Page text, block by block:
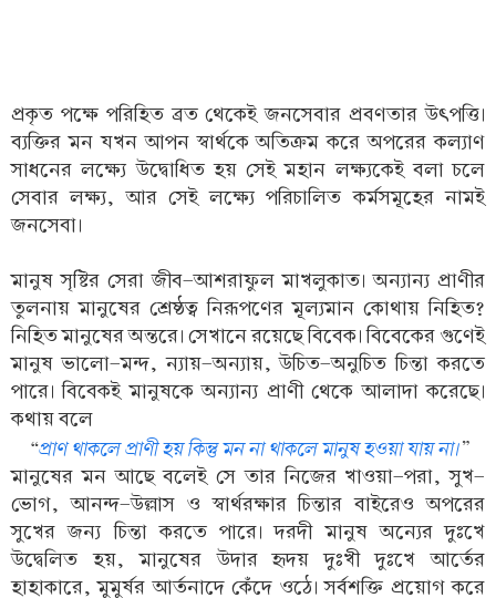
প্রকৃত পক্ষে পরিহিত ব্রত থেকেই জনসেবার প্রবণতার উৎপত্তি।
ব্যক্তির মন যখন আপন স্বার্থকে অতিক্রম করে অপরের কল্যাণ
সাধনের লক্ষ্যে উদ্বোধিত হয় সেই মহান লক্ষ্যকেই বলা চলে
সেবার লক্ষ্য, আর সেই লক্ষ্যে পরিচালিত কর্মসমূহের নামই
জনসেবা।
মানুষ সৃষ্টির সেরা জীব-আশরাফুল মাখলুকাত। অন্যান্য প্রাণীর
তুলনায় মানুষের শ্রেষ্ঠত্ব নিরূপণের মূল্যমান কোথায় নিহিত?
নিহিত মানুষের অন্তরে। সেখানে রয়েছে বিবেক। বিবেকের গুণেই
মানুষ ভালো-মন্দ, ন্যায়-অন্যায়, উচিত-অনুচিত চিন্তা করতে
পারে। বিবেকই মানুষকে অন্যান্য প্রাণী থেকে আলাদা করেছে।
কথায় বলে
“প্রাণ থাকলে প্রাণী হয় কিন্তু মন না থাকলে মানুষ হওয়া যায় না।”
মানুষের মন আছে বলেই সে তার নিজের খাওয়া-পরা, সুখ-
ভোগ, আনন্দ-উল্লাস ও স্বার্থরক্ষার চিন্তার বাইরেও অপরের
সুখের জন্য চিন্তা করতে পারে। দরদী মানুষ অন্যের দুঃখে
উদ্বেলিত হয়, মানুষের উদার হৃদয় দুঃখী দুঃখে আর্তের
হাহাকারে, মুমুর্ষর আর্তনাদে কেঁদে ওঠে। সর্বশক্তি প্রয়োগ করে